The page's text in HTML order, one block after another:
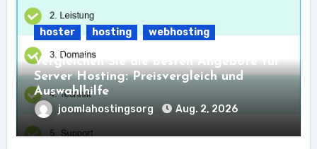
hoster hosting webhosting
Vergleichen Sie die besten Angebote für
Server Hosting: Preisvergleich und
Auswahlhilfe
joomlahostingsorg Aug. 2, 2026